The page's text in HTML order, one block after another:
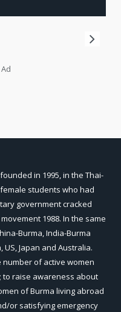
in 1995, in the Thai-
students who had
government cracked
1988. In the same
Burma, India-Burma
Japan and Australia.
number of active women
to raise awareness about
of Burma living abroad
or satisfying emergency